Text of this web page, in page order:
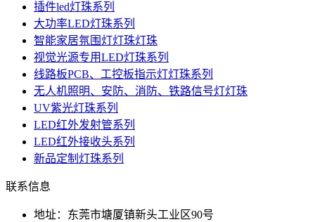
插件led灯珠系列
大功率LED灯珠系列
智能家居氛围灯灯珠灯珠
视觉光源专用LED灯珠系列
线路板PCB、工控板指示灯灯珠系列
无人机照明、安防、消防、铁路信号灯灯珠
UV紫光灯珠系列
LED红外发射管系列
LED红外接收头系列
新品定制灯珠系列
联系信息
地址：东莞市塘厦镇新头工业区90号